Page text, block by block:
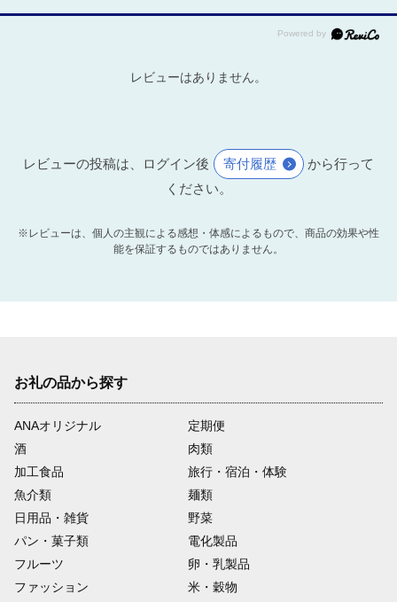
レビューはありません。
レビューの投稿は、ログイン後 寄付履歴
から行って
ください。
※レビューは、個人の主観による感想・体感によるもので、商品の効果や性
能を保証するものではありません。
お礼の品から探す
ANAオリジナル
定期便
酒
肉類
加工食品
旅行・宿泊・体験
魚介類
麺類
日用品・雑貨
野菜
パン・菓子類
電化製品
フルーツ
卵・乳製品
ファッション
米・穀物